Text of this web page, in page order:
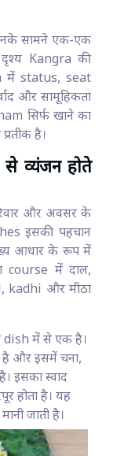
सामने एक-एक
Kangra की
में status, seat
और सामूहिकता
सिर्फ खाने का
है।
व्यंजन होते
और अवसर के
इसकी पहचान
आधार के रूप में
course में दाल,
kadhi और मीठा
dish में से एक है।
है और इसमें चना,
इसका स्वाद
होता है। यह
जाती है।